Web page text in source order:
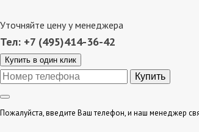
Уточняйте цену у менеджера
Тел: +7 (495)414-36-42
Купить в один клик
Пожалуйста, введите Ваш телефон, и наш менеджер